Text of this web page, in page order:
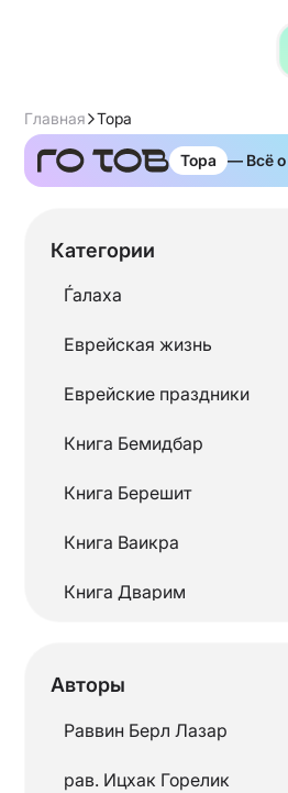
Главная Тора
Тора — Всё о
Категории
Ѓалаха
Еврейская жизнь
Еврейские праздники
Книга Бемидбар
Книга Берешит
Книга Ваикра
Книга Дварим
Месяцы еврейского
Авторы
Раввин Берл Лазар
рав. Ицхак Горелик